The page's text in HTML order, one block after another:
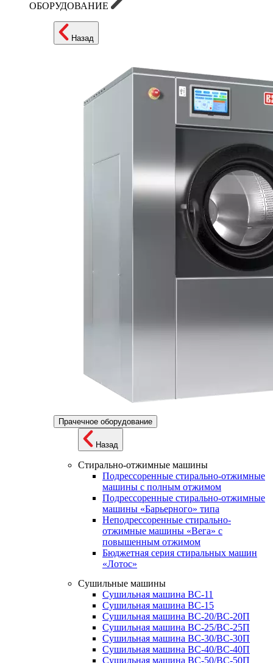
ОБОРУДОВАНИЕ
Назад
Прачечное оборудование
Назад
Стирально-отжимные машины
Подрессоренные стирально-отжимные
машины с полным отжимом
Подрессоренные стирально-отжимные
машины «Барьерного» типа
Неподрессоренные стирально-
отжимные машины «Вега» с
повышенным отжимом
Бюджетная серия стиральных машин
«Лотос»
Сушильные машины
Сушильная машина ВС-11
Сушильная машина ВС-15
Сушильная машина ВС-20/ВС-20П
Сушильная машина ВС-25/ВС-25П
Сушильная машина ВС-30/ВС-30П
Сушильная машина ВС-40/ВС-40П
Сушильная машина ВС-50/ВС-50П